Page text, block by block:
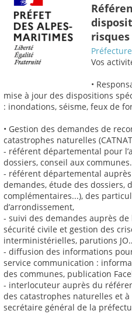
Vos
•
mise à jour des dispositions
: inondations, séisme, feux de
• Gestion des demandes de
catastrophes naturelles
- référent départemental pour
dossiers, conseil aux
- référent départemental
demandes, étude des dossiers,
complémentaires...), des
d’arrondissement,
- suivi des demandes auprès
sécurité civile et gestion des
interministérielles, parutions
- diffusion des informations
service communication :
des communes, publication
- interlocuteur auprès du
des catastrophes naturelles et
secrétaire général de la